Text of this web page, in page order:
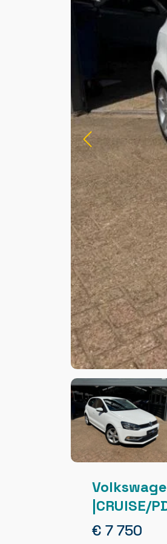
|CRUISE/
€ 7 750